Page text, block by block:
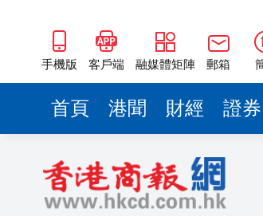
手機版 客戶端 融媒體矩陣 郵箱
首頁 港聞 財經 證券
海南澄邁文儒煥
梁振英率港區全
2025年海南儋
瀋陽鐵西校園閱
黎智英案｜吳良